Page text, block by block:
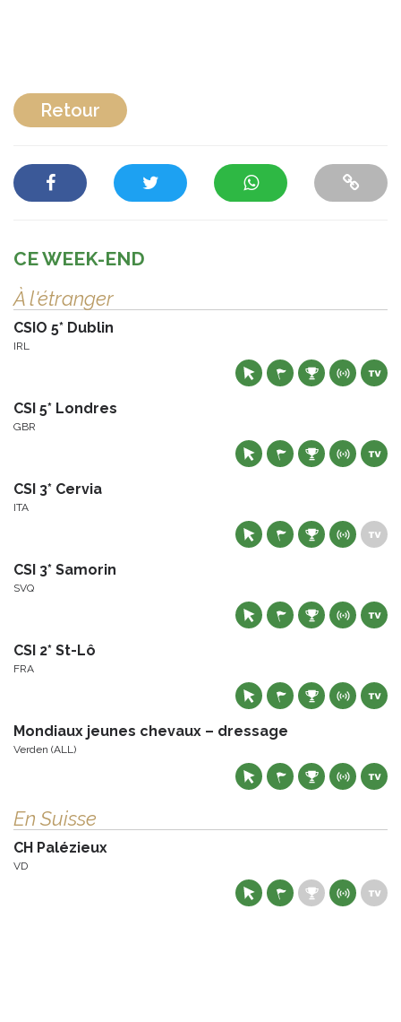
Retour
CE WEEK-END
À l'étranger
CSIO 5* Dublin
IRL
CSI 5* Londres
GBR
CSI 3* Cervia
ITA
CSI 3* Samorin
SVQ
CSI 2* St-Lô
FRA
Mondiaux jeunes chevaux – dressage
Verden (ALL)
En Suisse
CH Palézieux
VD